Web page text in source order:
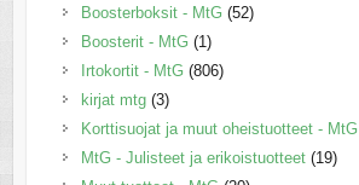
Boosterboksit - MtG (52)
Boosterit - MtG (1)
Irtokortit - MtG (806)
kirjat mtg (3)
Korttisuojat ja muut oheistuotteet - MtG
MtG - Julisteet ja erikoistuotteet (19)